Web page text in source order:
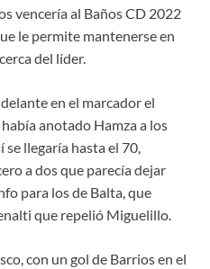
vencería al Baños CD 2022
le permite mantenerse en
del líder.
en el marcador el
anotado Hamza a los
llegaría hasta el 70,
a dos que parecía dejar
para los de Balta, que
que repelió Miguelillo.
con un gol de Barrios en el